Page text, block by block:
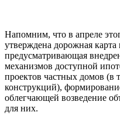
Напомним, что в апреле
утверждена дорожная
предусматривающая
механизмов доступной
проектов частных домов (в
конструкций),
облегчающей возведение
для них.